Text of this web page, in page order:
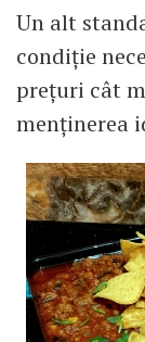
Un alt
condiție
prețuri cât
menținerea